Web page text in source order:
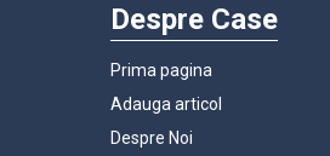
Despre Case
Prima pagina
Adauga articol
Despre Noi